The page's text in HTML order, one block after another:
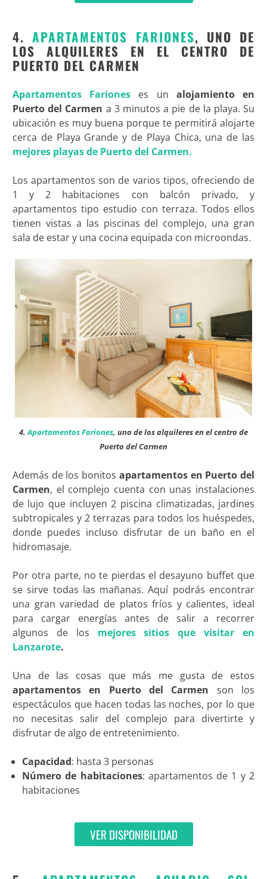
4.APARTAMENTOS FARIONES, UNO DE
LOS ALQUILERES EN EL CENTRO DE
PUERTO DEL CARMEN
Apartamentos Fariones es un alojamiento en
Puerto del Carmen a 3 minutos a pie de la playa. Su
ubicación es muy buena porque te permitirá alojarte
cerca de Playa Grande y de Playa Chica, una de las
mejores playas de Puerto del Carmen.
Los apartamentos son de varios tipos, ofreciendo de
1 y 2 habitaciones con balcón privado, y
apartamentos tipo estudio con terraza. Todos ellos
tienen vistas a las piscinas del complejo, una gran
sala de estar y una cocina equipada con microondas.
4. Apartamentos Fariones, uno de los alquileres en el centro de
Puerto del Carmen
Además de los bonitos apartamentos en Puerto del
Carmen, el complejo cuenta con unas instalaciones
de lujo que incluyen 2 piscina climatizadas, jardines
subtropicales y 2 terrazas para todos los huéspedes,
donde puedes incluso disfrutar de un baño en el
hidromasaje.
Por otra parte, no te pierdas el desayuno buffet que
se sirve todas las mañanas. Aquí podrás encontrar
una gran variedad de platos fríos y calientes, ideal
para cargar energías antes de salir a recorrer
algunos de los mejores sitios que visitar en
Lanzarote.
Una de las cosas que más me gusta de estos
apartamentos en Puerto del Carmen son los
espectáculos que hacen todas las noches, por lo que
no necesitas salir del complejo para divertirte y
disfrutar de algo de entretenimiento.
Capacidad: hasta 3 personas
Número de habitaciones: apartamentos de 1 y 2
habitaciones
VER DISPONIBILIDAD